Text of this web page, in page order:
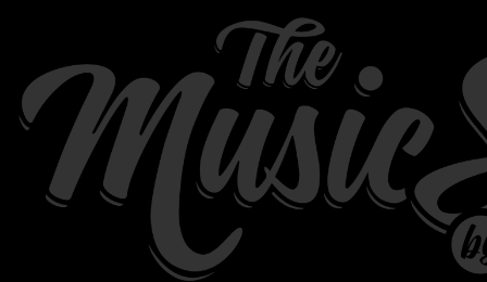
contenu